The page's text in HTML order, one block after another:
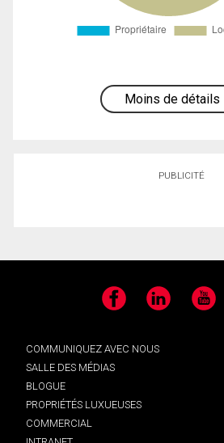
Moins de détails
PUBLICITÉ
Facebook LinkedIn YouTube
COMMUNIQUEZ AVEC NOUS
SALLE DES MÉDIAS
BLOGUE
PROPRIÉTÉS LUXUEUSES
COMMERCIAL